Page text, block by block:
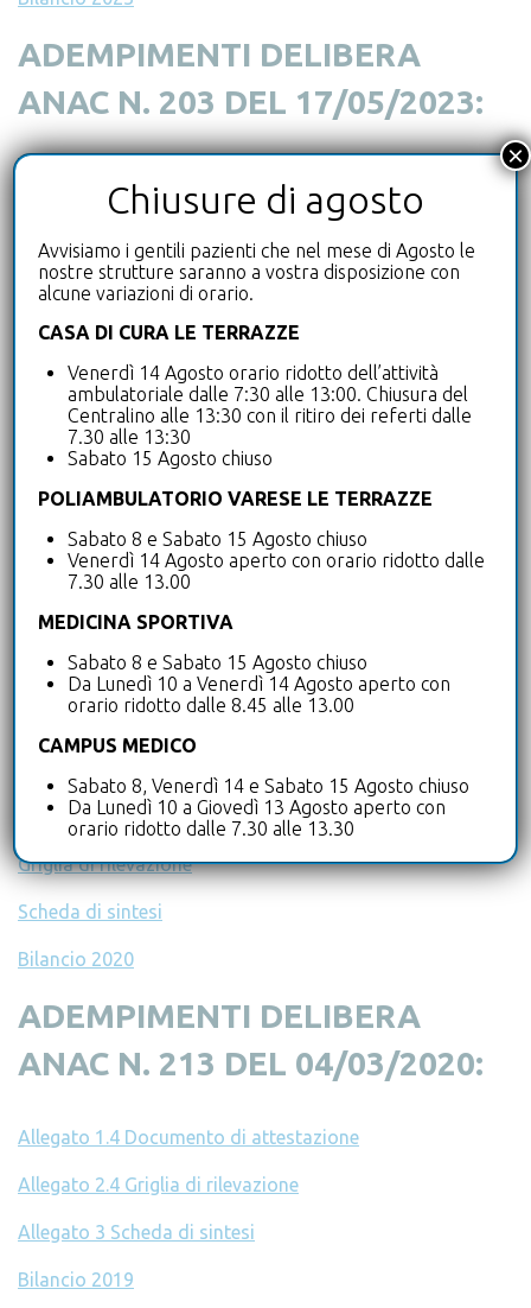
ADEMPIMENTI DELIBERA
ANAC N. 203 DEL 17/05/2023:
Bilancio 2022
ADEMPIMENTI DELIBERA
ANAC N. 201 DEL 13/04/2022:
Documento di attestazione
Griglia di rilevazione
Scheda di sintesi
Bilancio 2021
ADEMPIMENTI DELIBERA
ANAC N. 294 DEL 13/04/2021:
Documento di attestazione
Griglia di rilevazione
Scheda di sintesi
Bilancio 2020
ADEMPIMENTI DELIBERA
ANAC N. 213 DEL 04/03/2020:
Allegato 1.4 Documento di attestazione
Allegato 2.4 Griglia di rilevazione
Allegato 3 Scheda di sintesi
Bilancio 2019
Chiusure di agosto
Avvisiamo i gentili pazienti che nel mese di Agosto le
nostre strutture saranno a vostra disposizione con
alcune variazioni di orario.
CASA DI CURA LE TERRAZZE
Venerdì 14 Agosto orario ridotto dell’attività
ambulatoriale dalle 7:30 alle 13:00. Chiusura del
Centralino alle 13:30 con il ritiro dei referti dalle
7.30 alle 13:30
Sabato 15 Agosto chiuso
POLIAMBULATORIO VARESE LE TERRAZZE
Sabato 8 e Sabato 15 Agosto chiuso
Venerdì 14 Agosto aperto con orario ridotto dalle
7.30 alle 13.00
MEDICINA SPORTIVA
Sabato 8 e Sabato 15 Agosto chiuso
Da Lunedì 10 a Venerdì 14 Agosto aperto con
orario ridotto dalle 8.45 alle 13.00
CAMPUS MEDICO
Sabato 8, Venerdì 14 e Sabato 15 Agosto chiuso
Da Lunedì 10 a Giovedì 13 Agosto aperto con
orario ridotto dalle 7.30 alle 13.30
×